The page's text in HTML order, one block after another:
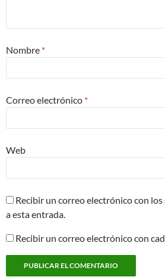
Nombre *
Correo electrónico *
Web
Recibir un correo electrónico con
a esta entrada.
Recibir un correo electrónico con